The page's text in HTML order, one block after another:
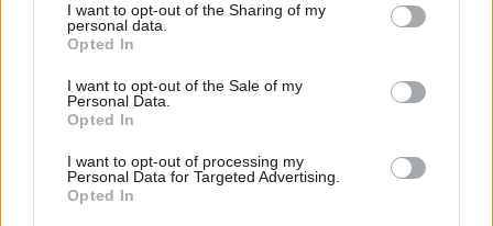
I want to opt-out of the Sharing of my
personal data.
Opted In
I want to opt-out of the Sale of my
Personal Data.
Opted In
I want to opt-out of processing my
Personal Data for Targeted Advertising.
Opted In